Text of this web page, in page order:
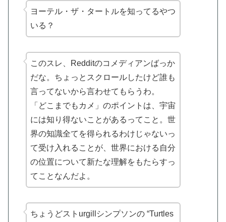
ヨーテル・ザ・タートルを知ってるやつ
いる？
このスレ、Redditのコメディアンばっか
だな。ちょっとスクロールしたけど誰も
言ってないから言わせてもらうわ。
「どこまでもカメ」のポイントは、宇宙
には知り得ないことがあるってこと 。世
界の知識全てを得られるわけじゃないっ
て受け入れることが、世界における自分
の位置について新たな理解をもたらすっ
てことなんだよ。
ちょうどストurgillシンプソンの “Turtles